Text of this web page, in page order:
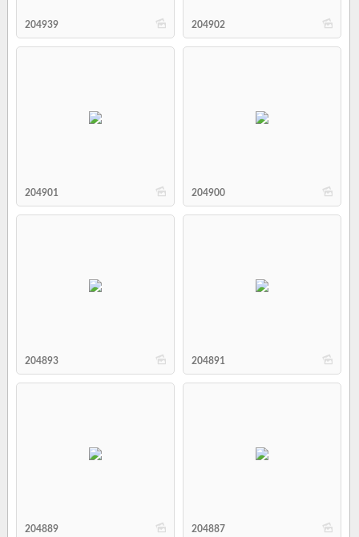
b
204939 b
204902
b
204901 b
204900
b
204893 b
204891
b
204889 b
204887